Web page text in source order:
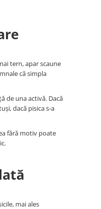
tern, apar scaune
că simpla
de una activă. Dacă
dacă pisica s-a
fără motiv poate
mai ales